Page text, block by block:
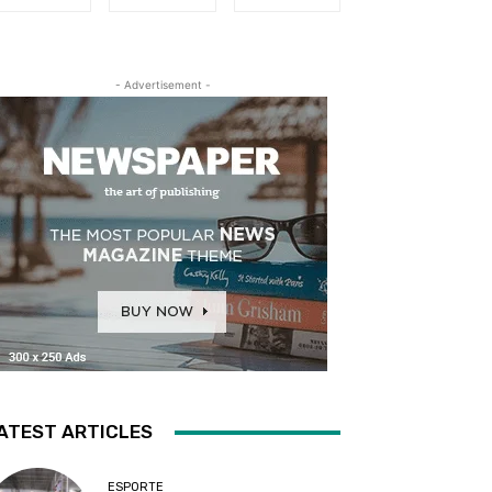
- Advertisement -
ARTICLES
ESPORTE